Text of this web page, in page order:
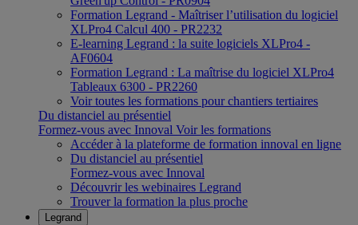
Formation Legrand - Maîtriser l’utilisation du logiciel
XLPro4 Calcul 400 - PR2232
E-learning Legrand : la suite logiciels XLPro4 -
AF0604
Formation Legrand : La maîtrise du logiciel XLPro4
Tableaux 6300 - PR2260
Voir toutes les formations pour chantiers tertiaires
Du distanciel au présentiel
Formez-vous avec Innoval Voir les formations
Accéder à la plateforme de formation innoval en ligne
Du distanciel au présentiel
Formez-vous avec Innoval
Découvrir les webinaires Legrand
Trouver la formation la plus proche
Legrand